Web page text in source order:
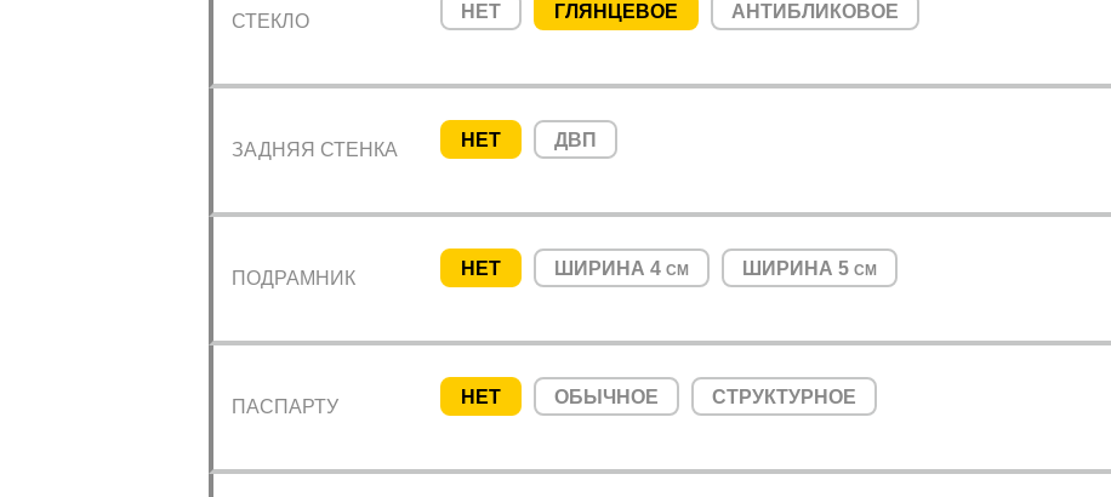
СТЕКЛО НЕТ ГЛЯНЦЕВОЕ АНТИБЛИКОВОЕ
ЗАДНЯЯ СТЕНКА НЕТ ДВП
ПОДРАМНИК НЕТ ШИРИНА 4 СМ ШИРИНА 5 СМ
ПАСПАРТУ НЕТ ОБЫЧНОЕ СТРУКТУРНОЕ